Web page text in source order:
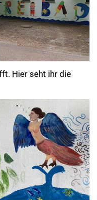
Hier seht ihr die